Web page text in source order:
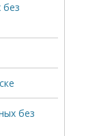
без
без